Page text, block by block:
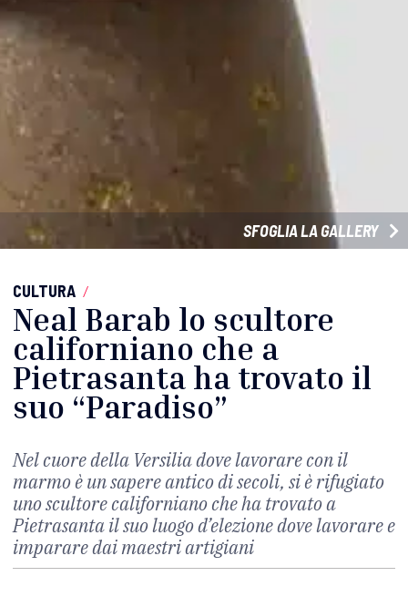
SFOGLIA LA GALLERY
CULTURA /
Neal Barab lo scultore
californiano che a
Pietrasanta ha trovato il
suo “Paradiso”
Nel cuore della Versilia dove lavorare con il
marmo è un sapere antico di secoli, si è rifugiato
uno scultore californiano che ha trovato a
Pietrasanta il suo luogo d’elezione dove lavorare e
imparare dai maestri artigiani